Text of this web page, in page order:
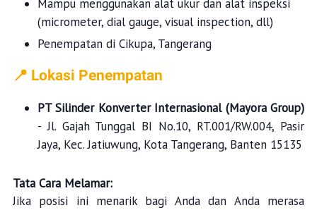
Mampu menggunakan alat ukur dan alat inspeksi
(micrometer, dial gauge, visual inspection, dll)
Penempatan di Cikupa, Tangerang
📍 Lokasi Penempatan
PT Silinder Konverter Internasional (Mayora Group)
- Jl. Gajah Tunggal BI No.10, RT.001/RW.004, Pasir
Jaya, Kec. Jatiuwung, Kota Tangerang, Banten 15135
Tata Cara Melamar:
Jika posisi ini menarik bagi Anda dan Anda merasa